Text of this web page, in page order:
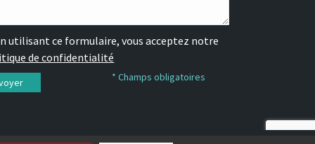
utilisant ce formulaire, vous acceptez notre
de confidentialité
* Champs obligatoires